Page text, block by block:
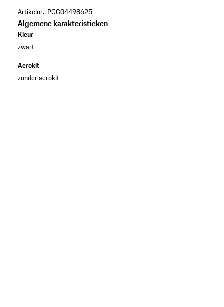
Artikelnr.: PCG04498625
Algemene karakteristieken
Kleur
zwart
Aerokit
zonder aerokit